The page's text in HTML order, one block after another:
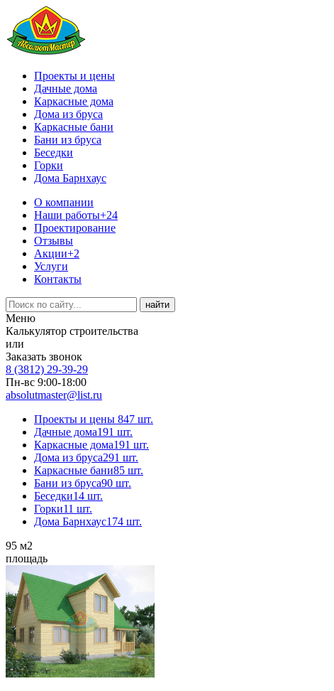
Проекты и цены
Дачные дома
Каркасные дома
Дома из бруса
Каркасные бани
Бани из бруса
Беседки
Горки
Дома Барнхаус
О компании
Наши работы+24
Проектирование
Отзывы
Акции+2
Услуги
Контакты
Меню
Калькулятор строительства
или
Заказать звонок
8 (3812) 29-39-29
Пн-вс 9:00-18:00
absolutmaster@list.ru
Проекты и цены 847 шт.
Дачные дома191 шт.
Каркасные дома191 шт.
Дома из бруса291 шт.
Каркасные бани85 шт.
Бани из бруса90 шт.
Беседки14 шт.
Горки11 шт.
Дома Барнхаус174 шт.
95 м2
площадь